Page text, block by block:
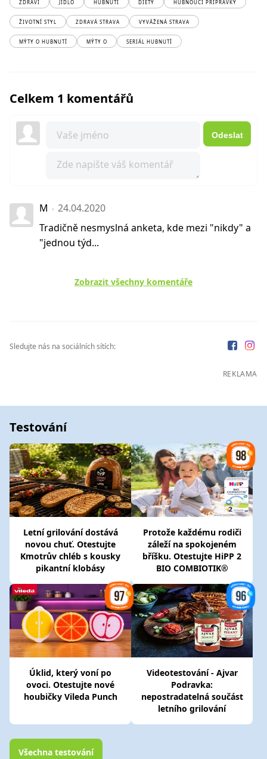
ZDRAVÍ JÍDLO HUBNUTÍ DIETY HUBNOUCÍ PŘÍPRAVKY
ŽIVOTNÍ STYL ZDRAVÁ STRAVA VYVÁŽENÁ STRAVA
MÝTY O HUBNUTÍ MÝTY O SERIÁL HUBNUTÍ
Celkem 1 komentářů
Odeslat
M
24.04.2020
Tradičně nesmyslná anketa, kde mezi "nikdy" a
"jednou týd...
Zobrazit všechny komentáře
Sledujte nás na sociálních sítích:
REKLAMA
Testování
Letní grilování dostává
novou chuť. Otestujte
Kmotrův chléb s kousky
pikantní klobásy
Protože každému rodiči
záleží na spokojeném
bříšku. Otestujte HiPP 2
BIO COMBIOTIK®
Úklid, který voní po
ovoci. Otestujte nové
houbičky Vileda Punch
Videotestování - Ajvar
Podravka:
nepostradatelná součást
letního grilování
Všechna testování